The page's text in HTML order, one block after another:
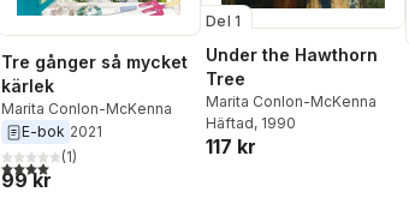
Tre gånger så mycket
kärlek
Marita Conlon-McKenna
E-bok 2021
4,0utav 5 stjärnor. Totalt antal röster:
(1)
99 kr
Del 1
Under the Hawthorn
Tree
Marita Conlon-McKenna
Häftad, 1990
117 kr